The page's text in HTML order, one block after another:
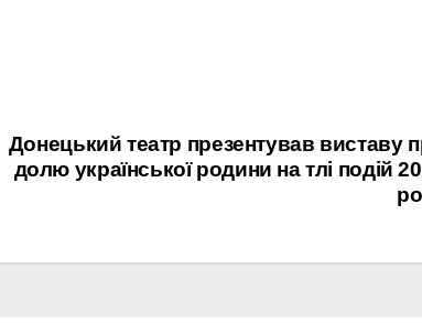
Донецький театр презентував виставу
долю української родини на тлі подій